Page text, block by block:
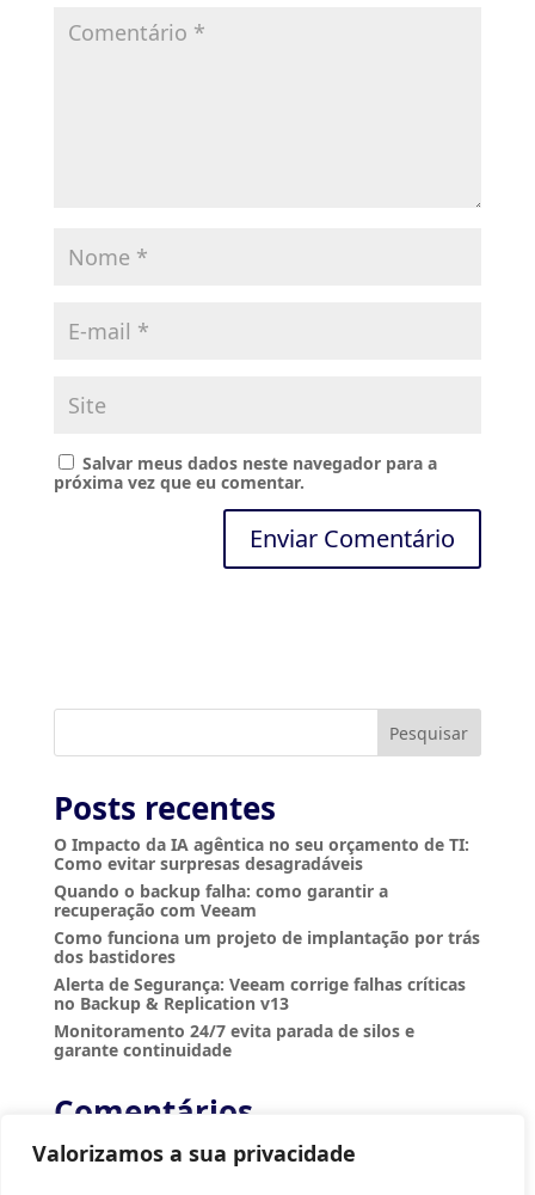
Valorizamos a sua privacidade
Salvar meus dados neste navegador para a
próxima vez que eu comentar.
t
v
Pesquisar
Posts recentes
O Impacto da IA agêntica no seu orçamento de TI:
Como evitar surpresas desagradáveis
Quando o backup falha: como garantir a
recuperação com Veeam
Como funciona um projeto de implantação por trás
dos bastidores
Alerta de Segurança: Veeam corrige falhas críticas
no Backup & Replication v13
Monitoramento 24/7 evita parada de silos e
garante continuidade
Comentários
Nenhum comentário para mostrar.